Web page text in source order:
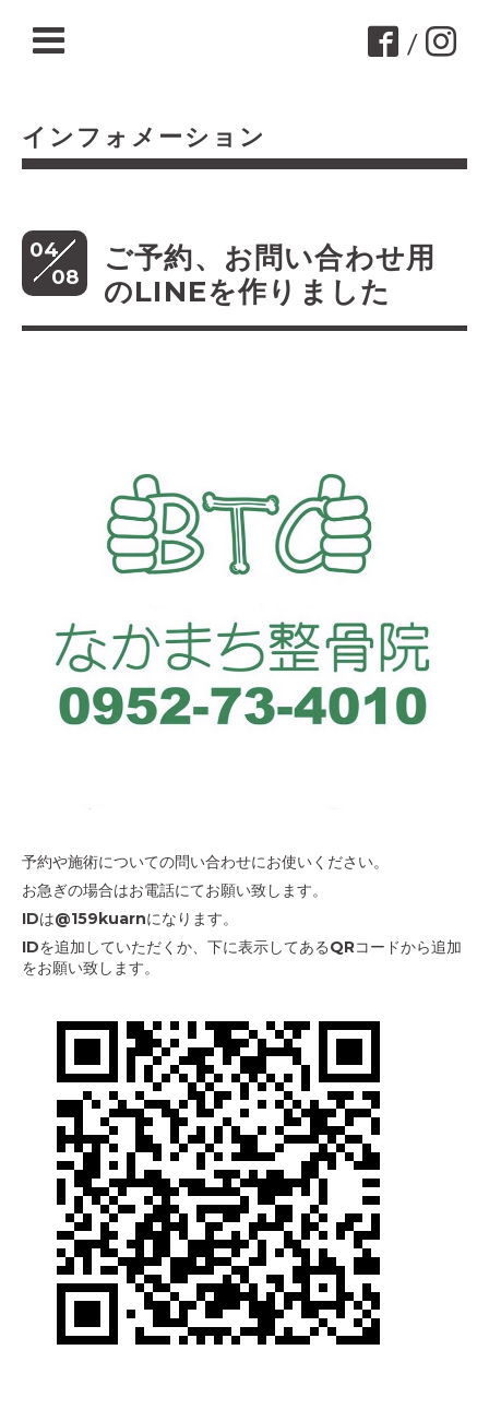
/
インフォメーション
04
08
ご予約、お問い合わせ用
のLINEを作りました
予約や施術についての問い合わせにお使いください。
お急ぎの場合はお電話にてお願い致します。
IDは@159kuarnになります。
IDを追加していただくか、下に表示してあるQRコードから追加
をお願い致します。